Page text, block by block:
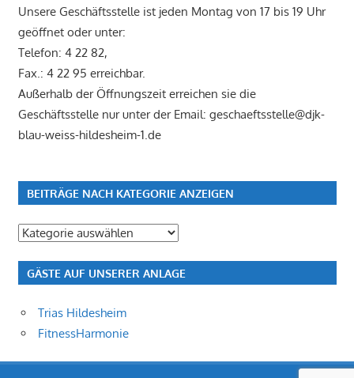
Unsere Geschäftsstelle ist jeden Montag von 17 bis 19 Uhr
geöffnet oder unter:
Telefon: 4 22 82,
Fax.: 4 22 95 erreichbar.
Außerhalb der Öffnungszeit erreichen sie die
Geschäftsstelle nur unter der Email: geschaeftsstelle@djk-
blau-weiss-hildesheim-1.de
BEITRÄGE NACH KATEGORIE ANZEIGEN
Beiträge
Kategorie
GÄSTE AUF UNSERER ANLAGE
Trias Hildesheim
FitnessHarmonie